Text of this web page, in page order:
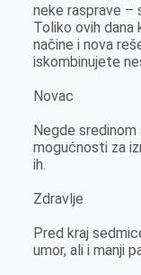
neke rasprave –
Toliko ovih
načine i nova
iskombinujete
Novac
Negde
mogućnosti za
ih.
Zdravlje
Pred kraj
umor, ali i manji